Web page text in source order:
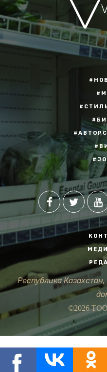
Республика
©2026